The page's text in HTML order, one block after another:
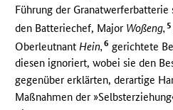
Führung der
den Batteriechef, Major Woßeng, 5
Oberleutnant Hein, 6 gerichtete
diesen ignoriert, wobei sie den
gegenüber erklärten, derartige
Maßnahmen der